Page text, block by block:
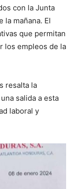
con la Junta
la mañana. El
que permitan
los empleos de la
resalta la
salida a esta
laboral y